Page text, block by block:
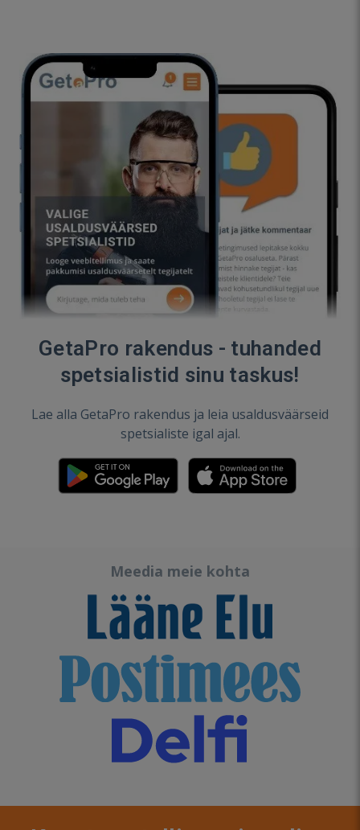
GetaPro rakendus - tuhanded
spetsialistid sinu taskus!
Lae alla GetaPro rakendus ja leia usaldusväärseid
spetsialiste igal ajal.
Meedia meie kohta